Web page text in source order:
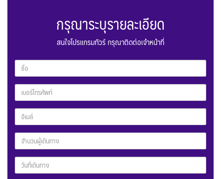
กรุณาระบุรายละเอียด
สนใจโปรแกรมทัวร์ กรุณาติดต่อเจ้าหน้าที่